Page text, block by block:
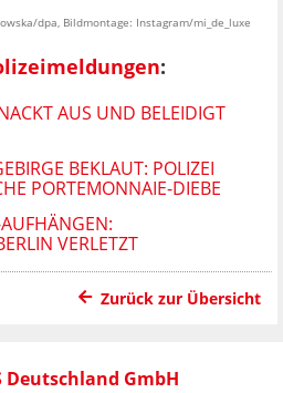
dpa, Bildmontage: Instagram/mi_de_luxe
:
AUS UND BELEIDIGT
BEKLAUT: POLIZEI
PORTEMONNAIE-DIEBE
VERLETZT
Zurück zur Übersicht
Deutschland GmbH